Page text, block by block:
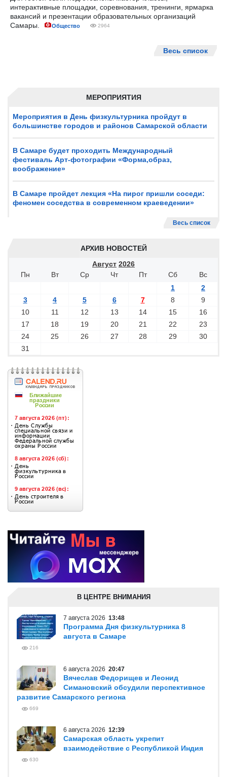
МЕРОПРИЯТИЯ
Мероприятия в День физкультурника пройдут в
большинстве городов и районов Самарской области
В Самаре будет проходить Международный
фестиваль Арт-фотографии «Форма,образ,
воображение»
В Самаре пройдет лекция «На пирог пришли соседи:
феномен соседства в современном краеведении»
Весь список
АРХИВ НОВОСТЕЙ
Август 2026
Пн
Вт Ср Чт Пт Сб
Вс
1
2
3
4 5 6 7 8
9
10
11 12 13 14 15
16
17
18 19 20 21 22
23
24
25 26 27 28 29
30
31
интерактивные площадки, соревнования, тренинги, ярмарка
вакансий и презентации образовательных организаций
Самары.
Общество 2964
Весь список
В ЦЕНТРЕ ВНИМАНИЯ
7 августа 2026 13:48
Программа Дня физкультурника 8
августа в Самаре
216
6 августа 2026 20:47
Вячеслав Федорищев и Леонид
Симановский обсудили перспективное
развитие Самарского региона
669
6 августа 2026 12:39
Самарская область укрепит
взаимодействие с Республикой Индия
630